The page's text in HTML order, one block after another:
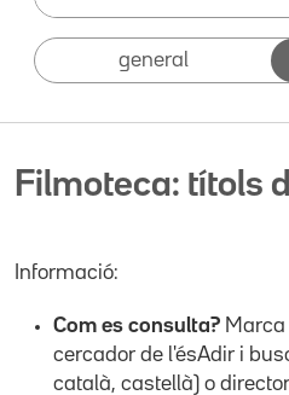
general
Filmoteca: títols
Informació:
Com es consulta? Marca
cercador de l'ésAdir i
català, castellà) o